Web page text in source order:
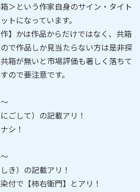
＞という作家自身のサイン・タイト
トになっています。
】かは作品からだけではなく、共箱
で作品しか見当たらない方は是非探
箱が無いと市場評価も著しく落ちて
ので要注意です。
ごして）の記載アリ！
シ！
き）の記載アリ！
付で【柿右衛門】とアリ！